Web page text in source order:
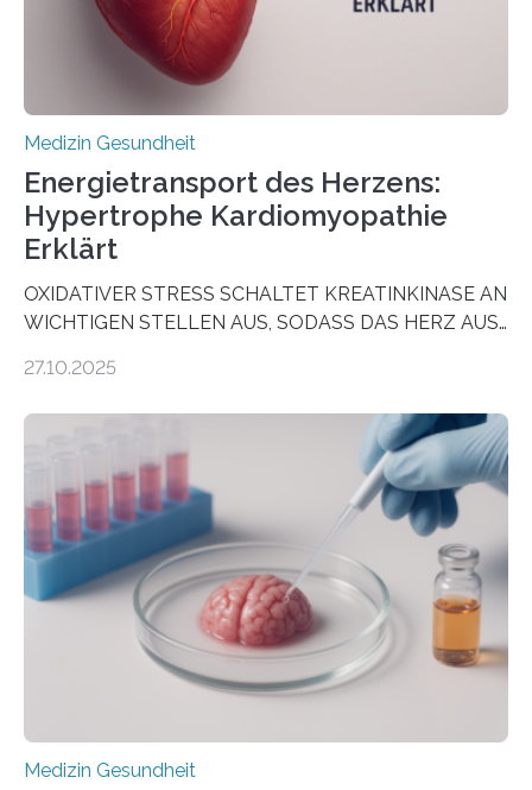
häufigsten Krebsarten und stellt…
Medizin Gesundheit
Energietransport des Herzens:
Hypertrophe Kardiomyopathie
Erklärt
OXIDATIVER STRESS SCHALTET KREATINKINASE AN
WICHTIGEN STELLEN AUS, SODASS DAS HERZ AUS
aus dem Deutschen Zentrum für Herzinsuffizienz
im Journal Circulation, warum der Energietransport bei
der Hypertrophen Kardiomyopathie (HCM) versagen
kann und wie sich durch eine Verringerung der
Herzbelastung und des oxidativen Stresses
Rhythmusstörungen reduzieren lassen. Würzburg. Die
hypertrophe Kardiomyopathie (HCM) ist die häufigste
erblich bedingte Herzerkrankung. Sie führt dazu, dass
sich die linke Herzkammer verdickt, der Herzmuskel zu
stark kontrahiert…
27.10.2025
Medizin Gesundheit